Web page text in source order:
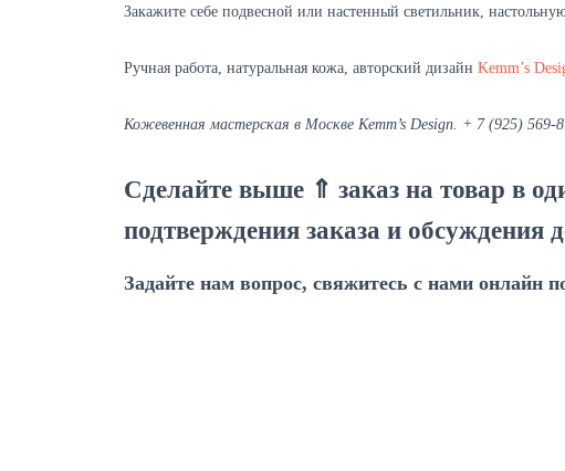
Закажите себе подвесной или настенный светильник,
Ручная работа, натуральная кожа, авторский дизайн Kemm’s
Кожевенная мастерская в Москве Kemm’s Design. + 7 (925) 569-
Сделайте выше ⇑ заказ на товар в
подтверждения заказа и обсуждения
Задайте нам вопрос, свяжитесь с нами онлайн